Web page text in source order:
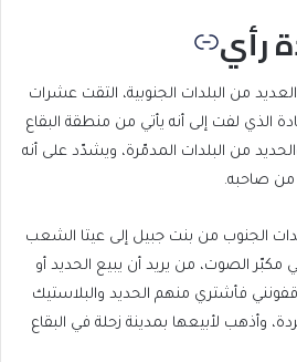
رأي
من البلدات الجنوبية، التقت عشرات
الذي لفت إلى أنه يأتي من منطقة البقاع
من البلدات المدمّرة، ويشدّد على أنه
من صاحبه.
الجنوب من بنت جبيل إلى عيتا الشعب
مكبّر الصوت، من يريد أن يبيع الحديد أو
فأشتري منهم الحديد والبلاستيك
وأذهب لأبيعها بمدينة زحلة في البقاع